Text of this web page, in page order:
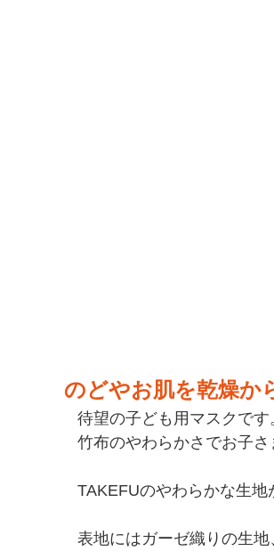
のどやお肌を乾燥か
待望の子ども用マスクです
竹布のやわらかさでお子さ
TAKEFUのやわらかな生地
表地にはガーゼ織りの生地